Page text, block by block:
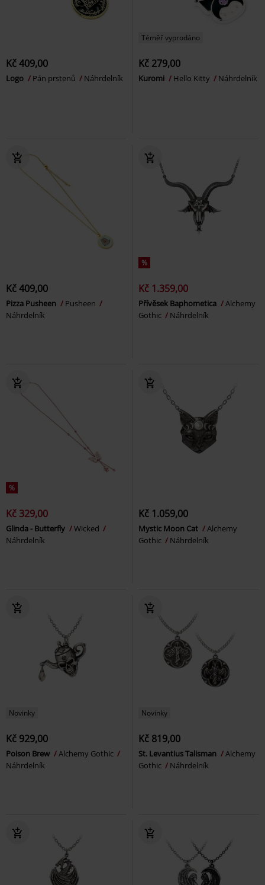
Kč 409,00
Logo Pán prstenů Náhrdelník
Téměř vyprodáno
Kč 279,00
Kuromi Hello Kitty Náhrdelník
Kč 409,00
Pizza Pusheen
Pusheen
Náhrdelník
%
Kč 1.359,00
Přívěsek Baphometica
Alchemy
Gothic
Náhrdelník
%
Kč 329,00
Glinda - Butterfly
Wicked
Náhrdelník
Kč 1.059,00
Mystic Moon Cat
Alchemy
Gothic
Náhrdelník
Novinky
Kč 929,00
Poison Brew
Alchemy Gothic
Náhrdelník
Novinky
Kč 819,00
St. Levantius Talisman
Alchemy
Gothic
Náhrdelník